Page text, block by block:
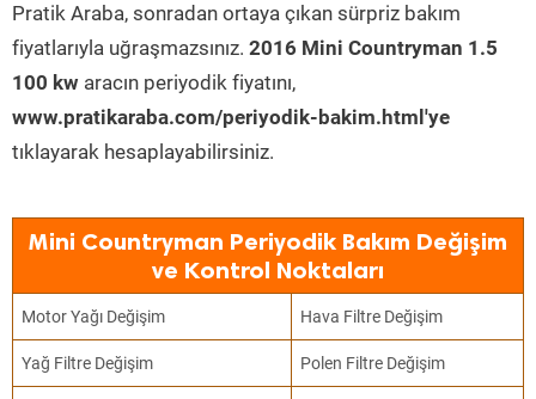
Pratik Araba, sonradan ortaya çıkan sürpriz bakım
fiyatlarıyla uğraşmazsınız. 2016 Mini Countryman 1.5
100 kw aracın periyodik fiyatını,
www.pratikaraba.com/periyodik-bakim.html'ye
tıklayarak hesaplayabilirsiniz.
Mini Countryman Periyodik Bakım Değişim
ve Kontrol Noktaları
Motor Yağı Değişim Hava Filtre Değişim
Yağ Filtre Değişim Polen Filtre Değişim